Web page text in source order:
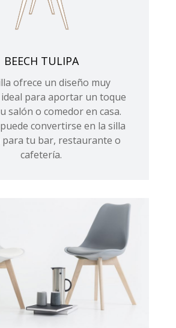
BEECH TULIPA
ofrece un diseño muy
para aportar un toque
salón o comedor en casa.
convertirse en la silla
para tu bar, restaurante o
cafetería.